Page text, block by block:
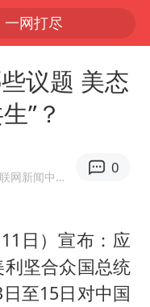
网打尽
议题 美态
”？
·中国互联网新闻中心（中国网）官方网易号
0
日）宣布：应
坚合众国总统
至15日对中国